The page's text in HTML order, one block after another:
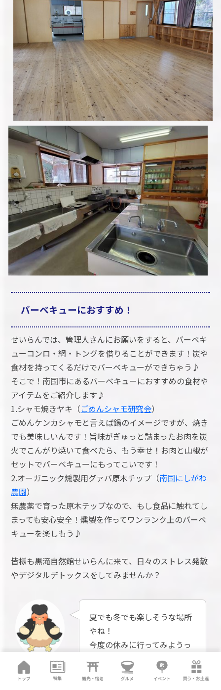
バーベキューにおすすめ！
せいらんでは、管理人さんにお願いをすると、バーベキ
ューコンロ・網・トングを借りることができます！炭や
食材を持ってくるだけでバーベキューができちゃう♪
そこで！南国市にあるバーベキューにおすすめの食材や
アイテムをご紹介します♪
1.シャモ焼きヤキ（ごめんシャモ研究会）
ごめんケンカシャモと言えば鍋のイメージですが、焼き
でも美味しいんです！旨味がぎゅっと詰まったお肉を炭
火でこんがり焼いて食べたら、もう幸せ！お肉と山椒が
セットでバーベキューにもってこいです！
2.オーガニック燻製用グァバ原木チップ（南国にしがわ
農園）
無農薬で育った原木チップなので、もし食品に触れてし
まっても安心安全！燻製を作ってワンランク上のバーベ
キューを楽しもう♪
皆様も黒滝自然館せいらんに来て、日々のストレス発散
やデジタルデトックスをしてみませんか？
夏でも冬でも楽しそうな場所
やね！
今度の休みに行ってみようっ